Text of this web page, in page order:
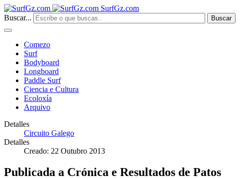
SurfGz.com
Buscar...
Buscar
Comezo
Surf
Bodyboard
Longboard
Paddle Surf
Ciencia e Cultura
Ecoloxía
Arquivo
Detalles
Circuito Galego
Detalles
Creado: 22 Outubro 2013
Publicada a Crónica e Resultados de Patos